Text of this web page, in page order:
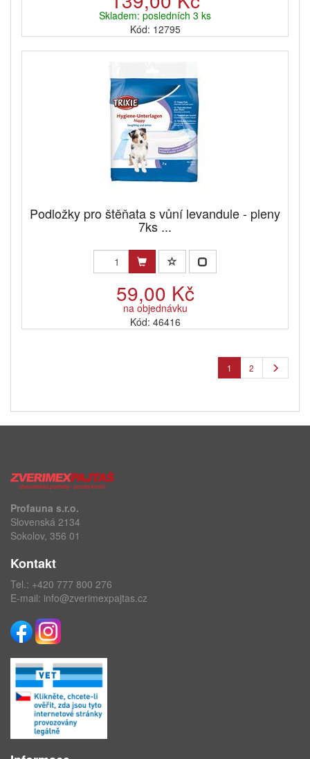
Skladem: posledních 3 ks
Kód: 12795
Podložky pro štěňata s vůní levandule - pleny
7ks ...
59,00 Kč
na objednávku
Kód: 46416
1 2
Profauna s.r.o.
Slovenská 2134
Sokolov, 356 01
Kontakt
Tel.: +420 777 800 276
E-mail: info@zverimexpajtas.cz